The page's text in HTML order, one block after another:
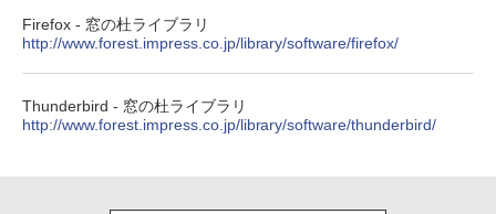
New Amazon Kindle Scribe Colorsoft |
11インチカラーディスプレイ、64GBスト
レージ、ノート機能搭載、明るさ自動調
整、色調調節ライト、プレミアムペン付
き、グラファイト
￥115,980
Firefox - 窓の杜ライブラリ
http://www.forest.impress.co.jp/library/software/firefox/
Thunderbird - 窓の杜ライブラリ
http://www.forest.impress.co.jp/library/software/thunderbird/